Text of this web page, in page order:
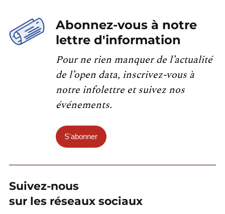
Abonnez-vous à notre
lettre d'information
Pour ne rien manquer de l’actualité
de l’open data, inscrivez-vous à
notre infolettre et suivez nos
événements.
S'abonner
Suivez-nous
sur les réseaux sociaux